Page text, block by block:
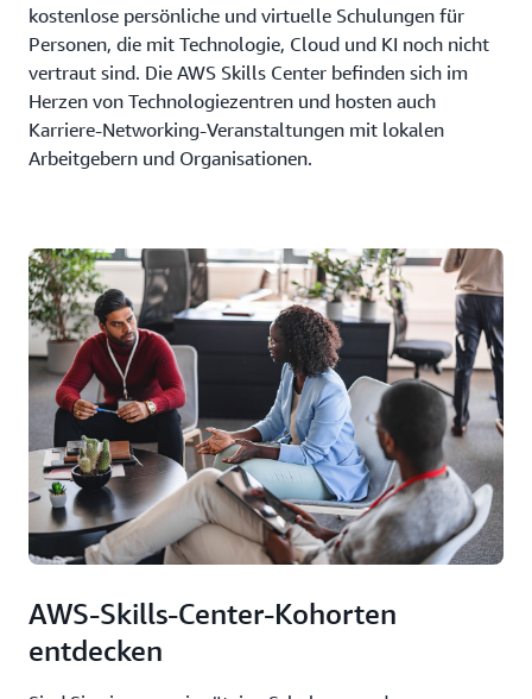
kostenlose persönliche und virtuelle Schulungen für
Personen, die mit Technologie, Cloud und KI noch nicht
vertraut sind. Die AWS Skills Center befinden sich im
Herzen von Technologiezentren und hosten auch
Karriere-Networking-Veranstaltungen mit lokalen
Arbeitgebern und Organisationen.
AWS-Skills-Center-Kohorten
entdecken